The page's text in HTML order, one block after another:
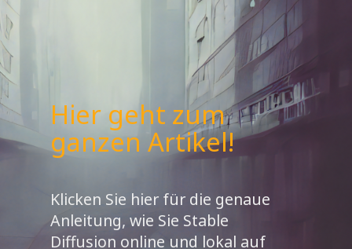
Hier geht zum
ganzen Artikel!
Klicken Sie hier für die genaue
Anleitung, wie Sie Stable
Diffusion online und lokal auf